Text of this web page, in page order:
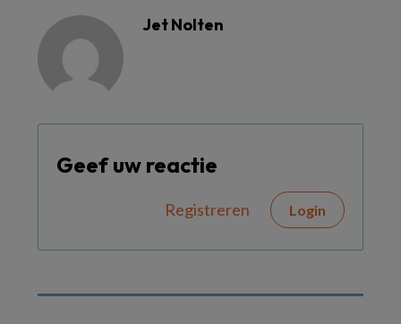
Jet Nolten
Geef uw reactie
Registreren Login